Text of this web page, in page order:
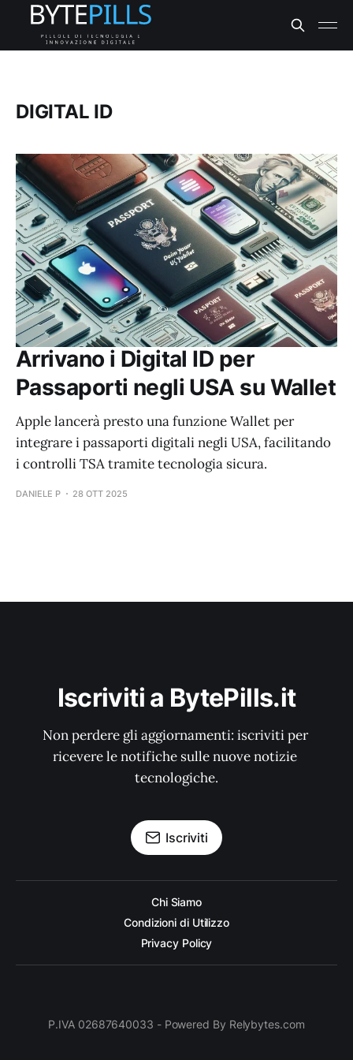
DIGITAL ID
Arrivano i Digital ID per
Passaporti negli USA su Wallet
Apple lancerà presto una funzione Wallet per
integrare i passaporti digitali negli USA, facilitando
i controlli TSA tramite tecnologia sicura.
DANIELE P 28 OTT 2025
Iscriviti a BytePills.it
Non perdere gli aggiornamenti: iscriviti per
ricevere le notifiche sulle nuove notizie
tecnologiche.
Iscriviti
Chi Siamo
Condizioni di Utilizzo
Privacy Policy
P.IVA 02687640033 - Powered By Relybytes.com